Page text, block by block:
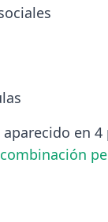
en 4